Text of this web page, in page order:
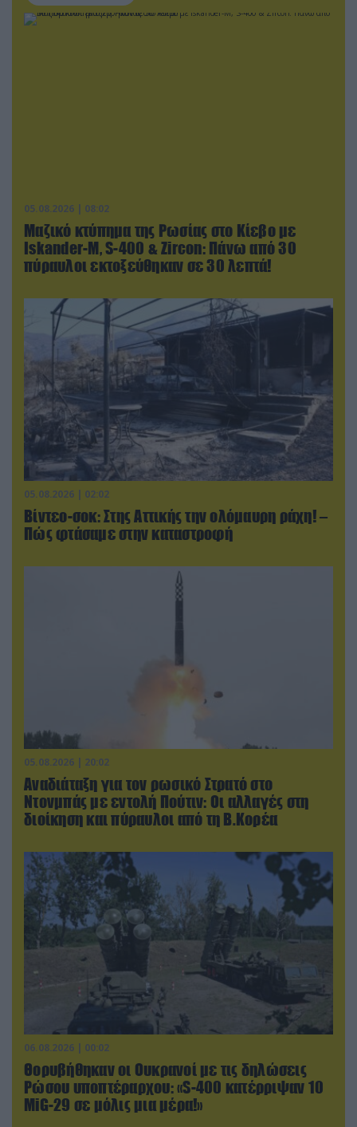
05.08.2026 | 08:02
Μαζικό κτύπημα της Ρωσίας στο Κίεβο με
Iskander-Μ, S-400 & Zircon: Πάνω από 30
πύραυλοι εκτοξεύθηκαν σε 30 λεπτά!
05.08.2026 | 02:02
Βίντεο-σοκ: Στης Αττικής την ολόμαυρη ράχη! –
Πώς φτάσαμε στην καταστροφή
05.08.2026 | 20:02
Αναδιάταξη για τον ρωσικό Στρατό στο
Ντονμπάς με εντολή Πούτιν: Οι αλλαγές στη
διοίκηση και πύραυλοι από τη Β.Κορέα
06.08.2026 | 00:02
Θορυβήθηκαν οι Ουκρανοί με τις δηλώσεις
Ρώσου υποπτέραρχου: «S-400 κατέρριψαν 10
MiG-29 σε μόλις μια μέρα!»